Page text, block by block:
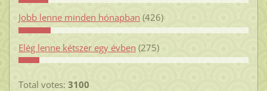
Jobb lenne minden hónapban (426)
Elég lenne kétszer egy évben (275)
Total votes: 3100